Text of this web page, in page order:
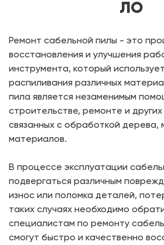
ЛО
Ремонт сабельной пилы - это
восстановления и улучшения
инструмента, который
распиливания различных
пила является незаменимым
строительстве, ремонте и
связанных с обработкой дерева,
материалов.
В процессе эксплуатации
подвергаться различным
износ или поломка деталей,
таких случаях необходимо
специалистам по ремонту
смогут быстро и качественно